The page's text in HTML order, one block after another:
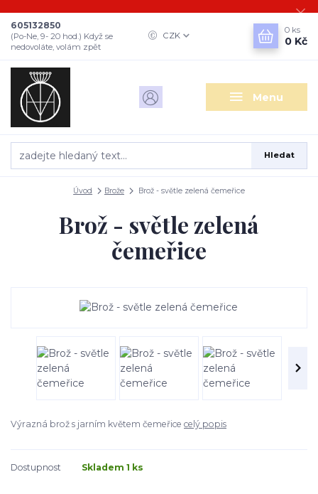
Menu
CZK
Hledat
605132850
(Po-Ne, 9- 20 hod.) Když se
nedovoláte, volám zpět
0 ks
0 Kč
Úvod Brože Brož - světle zelená čemeřice
Brož - světle zelená
čemeřice
Výrazná brož s jarním květem čemeřice celý popis
Dostupnost Skladem 1 ks